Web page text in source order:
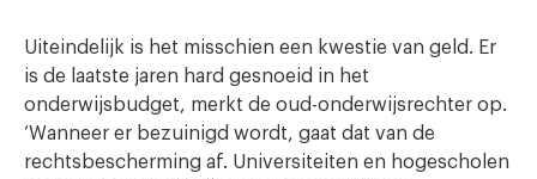
Uiteindelijk is het misschien een kwestie van geld. Er
is de laatste jaren hard gesnoeid in het
onderwijsbudget, merkt de oud-onderwijsrechter op.
‘Wanneer er bezuinigd wordt, gaat dat van de
rechtsbescherming af. Universiteiten en hogescholen